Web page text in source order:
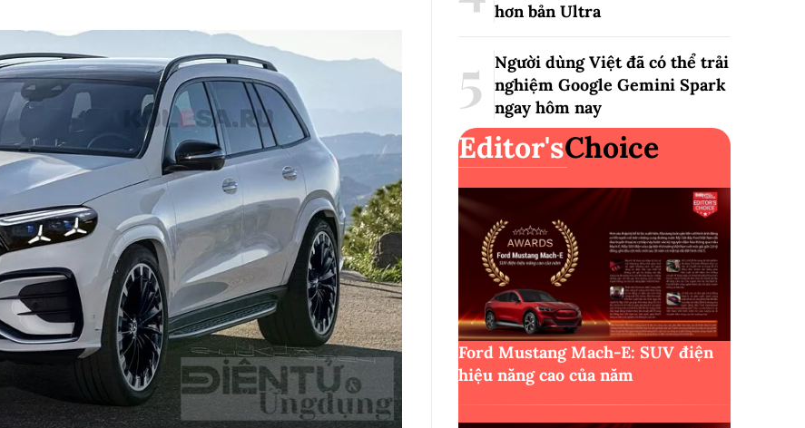
hơn bản Ultra
Người dùng Việt đã có thể trải
nghiệm Google Gemini Spark
ngay hôm nay
Editor'sChoice
Ford Mustang Mach-E: SUV điện
hiệu năng cao của năm